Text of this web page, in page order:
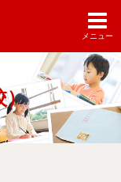
メニュー
）